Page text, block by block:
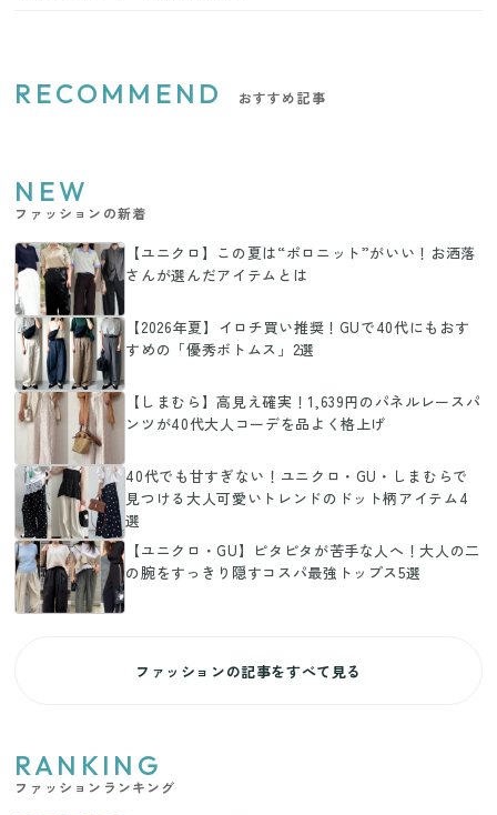
RECOMMEND おすすめ記事
NEW
ファッションの新着
【ユニクロ】この夏は“ポロニット”がいい！お洒落
さんが選んだアイテムとは
【2026年夏】イロチ買い推奨！GUで40代にもおす
すめの「優秀ボトムス」2選
【しまむら】高見え確実！1,639円のパネルレースパ
ンツが40代大人コーデを品よく格上げ
40代でも甘すぎない！ユニクロ・GU・しまむらで
見つける大人可愛いトレンドのドット柄アイテム4
選
【ユニクロ・GU】ピタピタが苦手な人へ！大人の二
の腕をすっきり隠すコスパ最強トップス5選
ファッションの記事をすべて見る
RANKING
ファッションランキング